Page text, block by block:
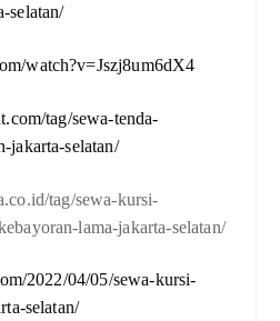
selatan/
watch?v=Jszj8um6dX4
tag/sewa-tenda-
jakarta-selatan/
tag/sewa-kursi-
lama-jakarta-selatan/
2022/04/05/sewa-kursi-
selatan/